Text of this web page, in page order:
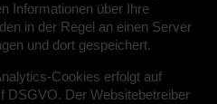
Informationen über Ihre
in der Regel an einen Server
und dort gespeichert.
Cookies erfolgt auf
DSGVO. Der Websitebetreiber